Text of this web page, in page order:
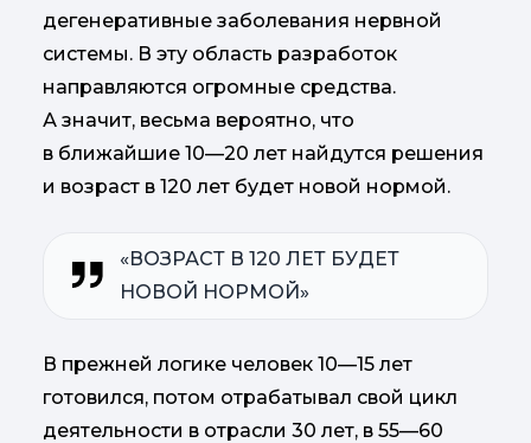
дегенеративные заболевания нервной
системы. В эту область разработок
направляются огромные средства.
А значит, весьма вероятно, что
в ближайшие 10—20 лет найдутся решения
и возраст в 120 лет будет новой нормой.
«ВОЗРАСТ В 120 ЛЕТ БУДЕТ
НОВОЙ НОРМОЙ»
В прежней логике человек 10—15 лет
готовился, потом отрабатывал свой цикл
деятельности в отрасли 30 лет, в 55—60